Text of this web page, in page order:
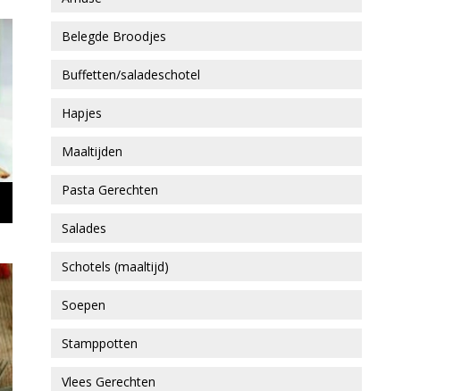
Belegde Broodjes
Buffetten/saladeschotel
Hapjes
Maaltijden
Pasta Gerechten
Salades
Schotels (maaltijd)
Soepen
Stamppotten
Vlees Gerechten